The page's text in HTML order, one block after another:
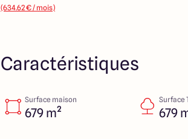
(634.62 € / mois)
Caractéristiques
Surface maison
679 m²
Surface
679